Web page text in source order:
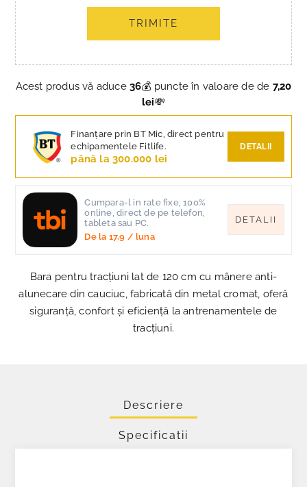
TRIMITE
Acest produs vă aduce 36💰 puncte în valoare de de 7,20
lei💸
Finanțare prin BT Mic, direct pentru
echipamentele Fitlife.
până la 300.000 lei
DETALII
Cumpara-l in rate fixe, 100%
online, direct de pe telefon,
tableta sau PC.
De la 17,9 / luna
DETALII
Bara pentru tracțiuni lat de 120 cm cu mânere anti-
alunecare din cauciuc, fabricată din metal cromat, oferă
siguranță, confort și eficiență la antrenamentele de
tracțiuni.
Descriere
Specificatii